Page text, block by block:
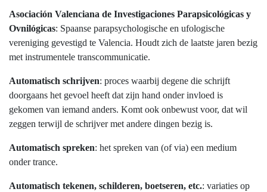
Asociación Valenciana de Investigaciones Parapsicológicas y
Ovnilógicas: Spaanse parapsychologische en ufologische
vereniging gevestigd te Valencia. Houdt zich de laatste jaren bezig
met instrumentele transcommunicatie.
Automatisch schrijven: proces waarbij degene die schrijft
doorgaans het gevoel heeft dat zijn hand onder invloed is
gekomen van iemand anders. Komt ook onbewust voor, dat wil
zeggen terwijl de schrijver met andere dingen bezig is.
Automatisch spreken: het spreken van (of via) een medium
onder trance.
Automatisch tekenen, schilderen, boetseren, etc.: variaties op